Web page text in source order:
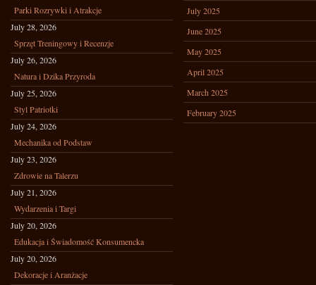
Parki Rozrywki i Atrakcje
July 28, 2026
Sprzęt Treningowy i Recenzje
July 26, 2026
Natura i Dzika Przyroda
July 25, 2026
Styl Patriotki
July 24, 2026
Mechanika od Podstaw
July 23, 2026
Zdrowie na Talerzu
July 21, 2026
Wydarzenia i Targi
July 20, 2026
Edukacja i Świadomość Konsumencka
July 20, 2026
Dekoracje i Aranżacje
July 2025
June 2025
May 2025
April 2025
March 2025
February 2025